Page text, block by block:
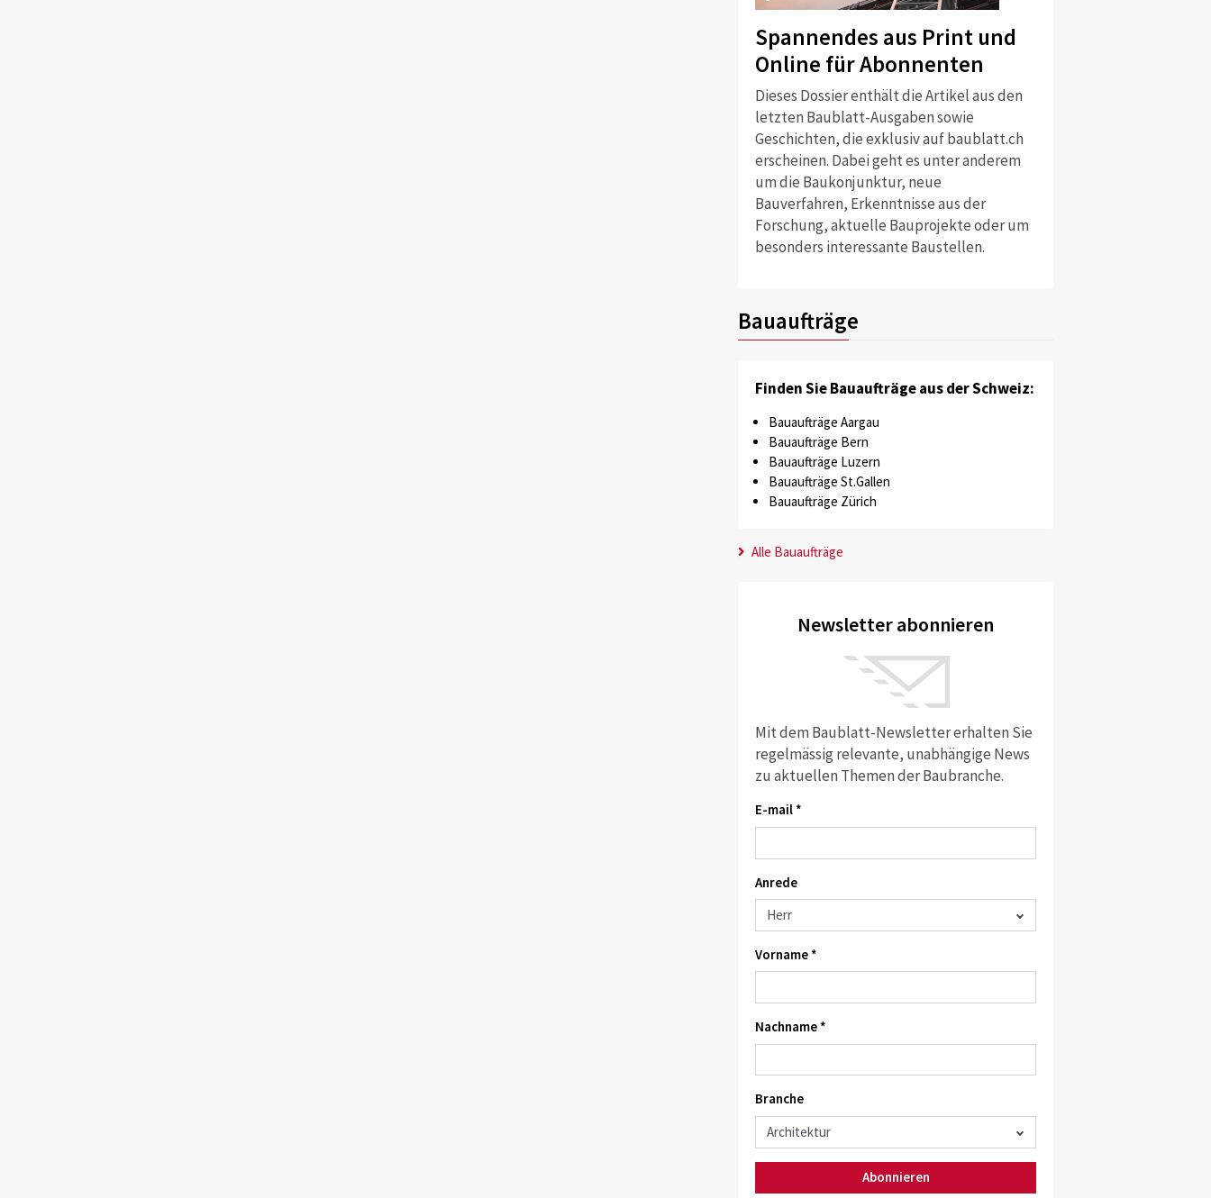
Spannendes aus Print und
Online für Abonnenten
Dieses Dossier enthält die Artikel aus den
letzten Baublatt-Ausgaben sowie
Geschichten, die exklusiv auf baublatt.ch
erscheinen. Dabei geht es unter anderem
um die Baukonjunktur, neue
Bauverfahren, Erkenntnisse aus der
Forschung, aktuelle Bauprojekte oder um
besonders interessante Baustellen.
Bauaufträge
Finden Sie Bauaufträge aus der Schweiz:
Bauaufträge Aargau
Bauaufträge Bern
Bauaufträge Luzern
Bauaufträge St.Gallen
Bauaufträge Zürich
Alle Bauaufträge
Newsletter abonnieren
Mit dem Baublatt-Newsletter erhalten Sie
regelmässig relevante, unabhängige News
zu aktuellen Themen der Baubranche.
E-mail *
Anrede
Vorname *
Nachname *
Branche
Abonnieren